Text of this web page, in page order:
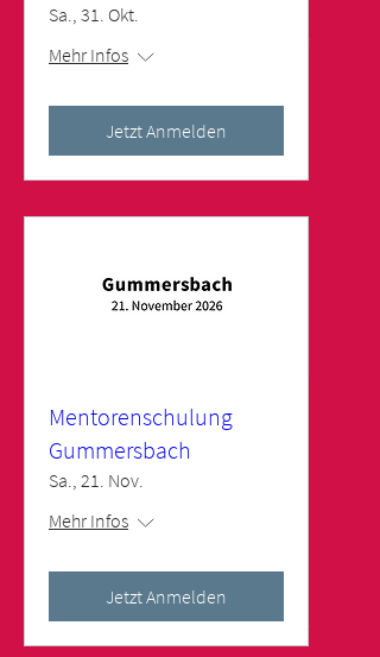
Goudefroy
TRAINER NORDDEUTSCHLAND
Frauke und Markus
Scheffel
TRAINER NORDDEUTSCHLAND
Sa., 31. Okt.
Mehr Infos
Jetzt Anmelden
Mentorenschulung
Gummersbach
Sa., 21. Nov.
Mehr Infos
Jetzt Anmelden